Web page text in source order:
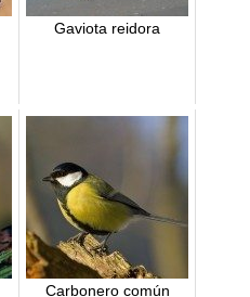
Gaviota reidora
Carbonero común